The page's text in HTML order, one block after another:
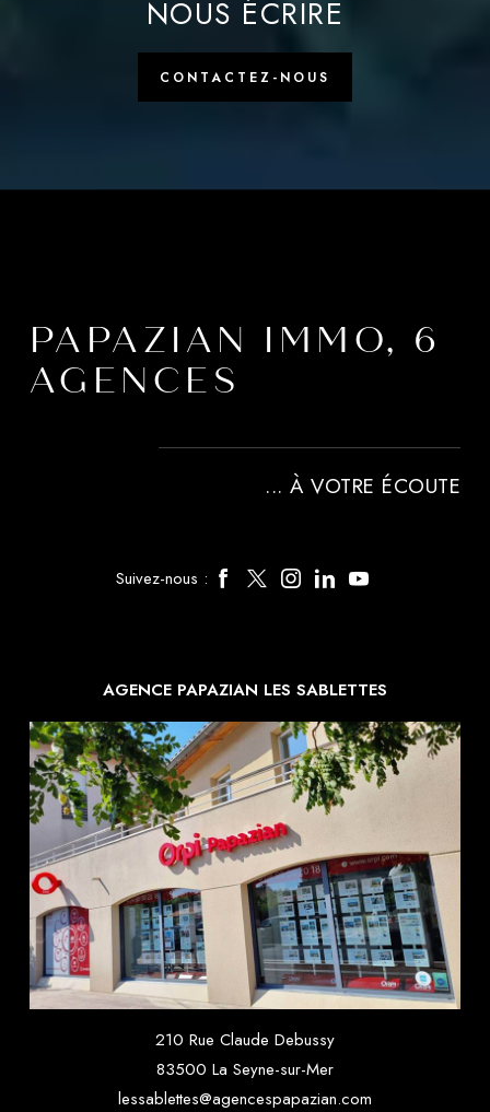
NOUS ÉCRIRE
CONTACTEZ-NOUS
PAPAZIAN IMMO, 6
AGENCES
... À VOTRE ÉCOUTE
Suivez-nous :
AGENCE PAPAZIAN LES SABLETTES
210 Rue Claude Debussy
83500 La Seyne-sur-Mer
lessablettes@agencespapazian.com